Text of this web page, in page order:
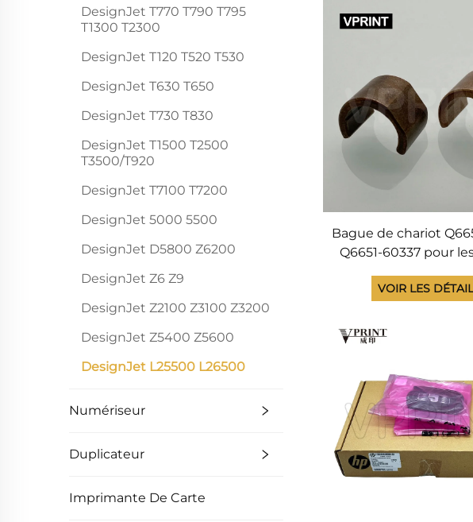
DesignJet T770 T790 T795
T1300 T2300
DesignJet T120 T520 T530
DesignJet T630 T650
DesignJet T730 T830
DesignJet T1500 T2500
T3500/T920
DesignJet T7100 T7200
DesignJet 5000 5500
DesignJet D5800 Z6200
DesignJet Z6 Z9
DesignJet Z2100 Z3100 Z3200
DesignJet Z5400 Z5600
DesignJet L25500 L26500
Numériseur
Duplicateur
Imprimante De Carte
Bague de chariot
Q6651-60337 pour
Z4500 Z6100 Z6200
VOIR LES